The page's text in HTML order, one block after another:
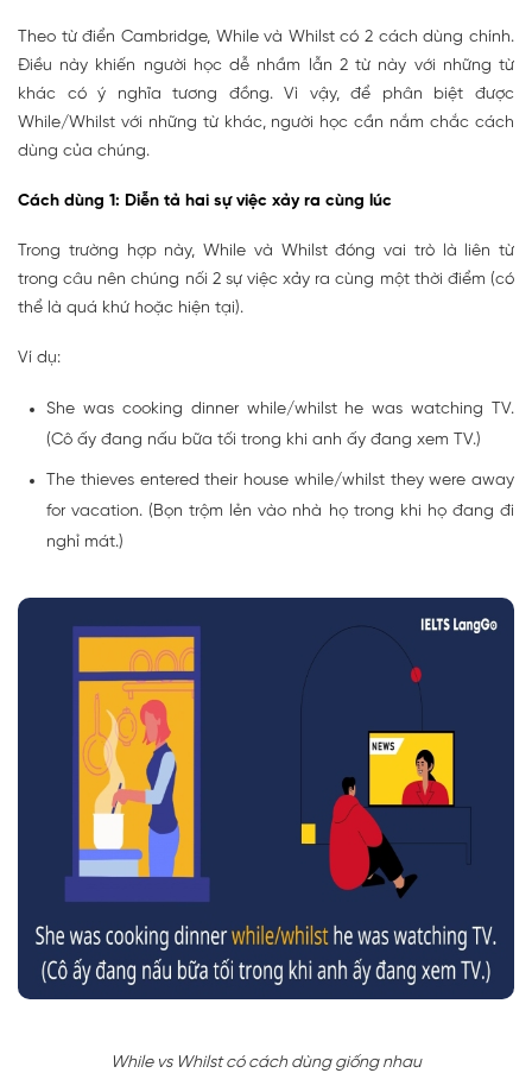
Theo từ điển Cambridge, While và Whilst có 2 cách dùng chính.
Điều này khiến người học dễ nhầm lẫn 2 từ này với những từ
khác có ý nghĩa tương đồng. Vì vậy, để phân biệt được
While/Whilst với những từ khác, người học cần nắm chắc cách
dùng của chúng.
Cách dùng 1: Diễn tả hai sự việc xảy ra cùng lúc
Trong trường hợp này, While và Whilst đóng vai trò là liên từ
trong câu nên chúng nối 2 sự việc xảy ra cùng một thời điểm (có
thể là quá khứ hoặc hiện tại).
Ví dụ:
She was cooking dinner while/whilst he was watching TV.
(Cô ấy đang nấu bữa tối trong khi anh ấy đang xem TV.)
The thieves entered their house while/whilst they were away
for vacation. (Bọn trộm lẻn vào nhà họ trong khi họ đang đi
nghỉ mát.)
While vs Whilst có cách dùng giống nhau